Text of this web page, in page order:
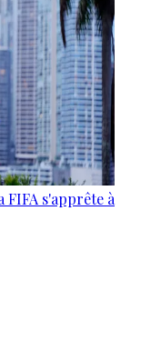
s'apprête à